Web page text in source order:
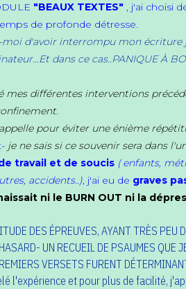
"BEAUX TEXTES" , j'ai choisi
de profonde détresse.
moi d'avoir interrompu mon
dans ce cas..PANIQUE À
mes différentes interventions
pour éviter une énième
je ne sais si ce souvenir sera dans
travail et de soucis ( enfants,
accidents..), j'ai eu de graves
ni le BURN OUT ni la
DES ÉPREUVES, AYANT TRÈS PEU
UN RECUEIL DE PSAUMES QUE
VERSETS FURENT
l'expérience et pour plus de facilité,